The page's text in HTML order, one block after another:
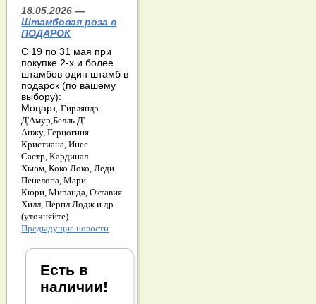
18.05.2026 —
Штамбовая роза в
ПОДАРОК
С 19 по 31 мая при
покупке 2-х и более
штамбов один штамб в
подарок (по вашему
выбору):
Моцарт,Гирляндэ
Д'Амур,Белль Д'
Анжу,Герцогиня
Кристиана,Инес
Састр,Кардинал
Хьюм,Коко Локо,Леди
Пенелопа,Мари
Кюри,Миранда,Октавия
Хилл,Пёрпл Лодж и др.
(уточняйте)
Предыдущие новости
Есть в
наличии!